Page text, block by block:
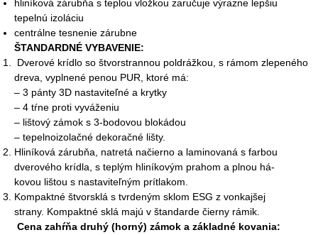
hliníková zárubňa s teplou vložkou zaručuje výrazne lepšiu
tepelnú izoláciu
centrálne tesnenie zárubne
ŠTANDARDNÉ VYBAVENIE:
Dverové krídlo so štvorstrannou poldrážkou, s rámom zlepeného
dreva, vyplnené penou PUR, ktoré má:
– 3 pánty 3D nastaviteľné a krytky
– 4 tŕne proti vyváženiu
– lištový zámok s 3-bodovou blokádou
– tepelnoizolačné dekoračné lišty.
Hliníková zárubňa, natretá načierno a laminovaná s farbou
dverového krídla, s teplým hliníkovým prahom a plnou há-
kovou lištou s nastaviteľným prítlakom.
Kompaktné štvorsklá s tvrdeným sklom ESG z vonkajšej
strany. Kompaktné sklá majú v štandarde čierny rámik.
Cena zahŕňa druhý (horný) zámok a základné kovania: